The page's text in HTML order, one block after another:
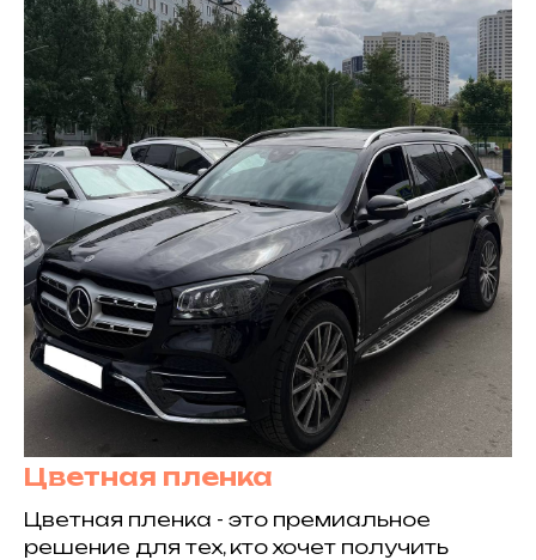
Цветная пленка
Цветная пленка - это премиальное
решение для тех, кто хочет получить